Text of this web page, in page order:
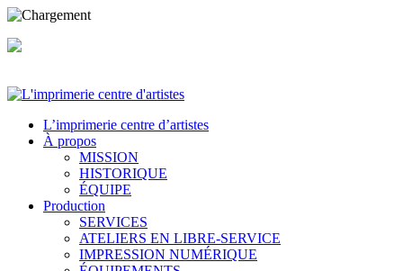
L’imprimerie centre d’artistes
À propos
MISSION
HISTORIQUE
ÉQUIPE
Production
SERVICES
ATELIERS EN LIBRE-SERVICE
IMPRESSION NUMÉRIQUE